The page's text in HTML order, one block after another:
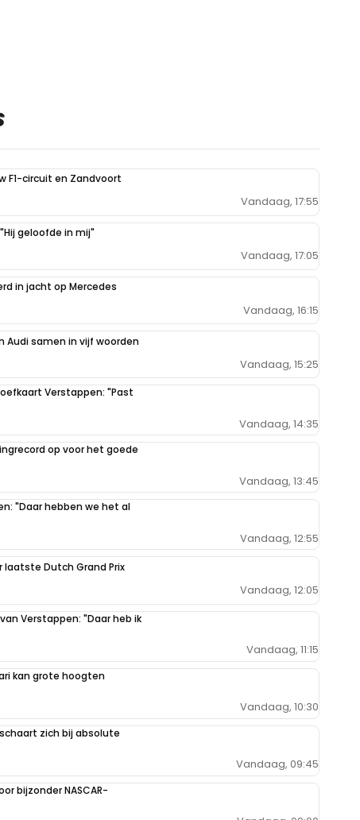
F1-circuit en Zandvoort
Vandaag, 17:55
geloofde in mij"
Vandaag, 17:05
in jacht op Mercedes
Vandaag, 16:15
samen in vijf woorden
Vandaag, 15:25
Verstappen: "Past
Vandaag, 14:35
op voor het goede
Vandaag, 13:45
"Daar hebben we het al
Vandaag, 12:55
laatste Dutch Grand Prix
Vandaag, 12:05
Verstappen: "Daar heb ik
Vandaag, 11:15
kan grote hoogten
Vandaag, 10:30
zich bij absolute
Vandaag, 09:45
bijzonder NASCAR-